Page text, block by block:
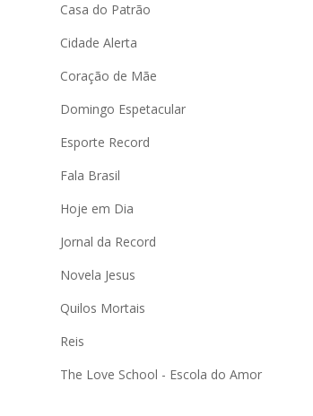
Casa do Patrão
Cidade Alerta
Coração de Mãe
Domingo Espetacular
Esporte Record
Fala Brasil
Hoje em Dia
Jornal da Record
Novela Jesus
Quilos Mortais
Reis
The Love School - Escola do Amor